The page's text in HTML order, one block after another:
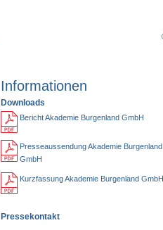
Informationen
Downloads
Bericht Akademie Burgenland GmbH
Presseaussendung Akademie Burgenland
GmbH
Kurzfassung Akademie Burgenland GmbH
Pressekontakt